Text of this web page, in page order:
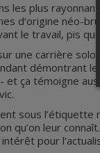
les plus
d’origine néo-
le travail, pis
sur une carrière
démontrant
et ça témoigne
sous
qu’on leur
pour